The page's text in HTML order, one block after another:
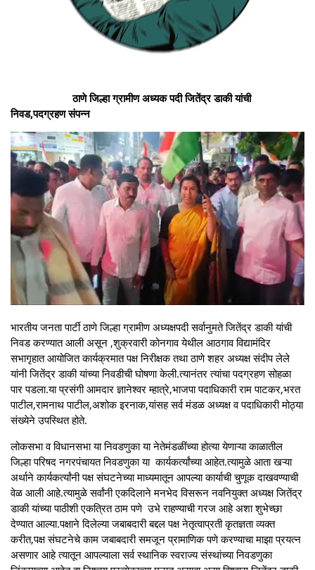
ठाणे जिल्हा ग्रामीण अध्यक पदी जितेंद्र डाकी यांची
निवड,पदग्रहण संपन्न
भारतीय जनता पार्टी ठाणे जिल्हा ग्रामीण अध्यक्षपदी सर्वानुमते जितेंद्र डाकी यांची
निवड करण्यात आली असून ,शुक्रवारी कोनगाव येथील आठगाव विद्यामंदिर
सभागृहात आयोजित कार्यक्रमात पक्ष निरीक्षक तथा ठाणे शहर अध्यक्ष संदीप लेले
यांनी जितेंद्र डाकी यांच्या निवडीची घोषणा केली.त्यानंतर त्यांचा पदग्रहण सोहळा
पार पडला.या प्रसंगी आमदार ज्ञानेश्वर म्हात्रे,भाजपा पदाधिकारी राम पाटकर,भरत
पाटील,रामनाथ पाटील,अशोक इरनाक,यांसह सर्व मंडळ अध्यक्ष व पदाधिकारी मोठ्या
संख्येने उपस्थित होते.
लोकसभा व विधानसभा या निवडणुका या नेतेमंडळींच्या होत्या येणाऱ्या काळातील
जिल्हा परिषद नगरपंचायत निवडणुका या कार्यकर्त्यांच्या आहेत.त्यामुळे आता खऱ्या
अर्थाने कार्यकर्त्यांनी पक्ष संघटनेच्या माध्यमातून आपल्या कार्याची चुणूक दाखवण्याची
वेळ आली आहे.त्यामुळे सर्वांनी एकदिलाने मनभेद विसरून नवनियुक्त अध्यक्ष जितेंद्र
डाकी यांच्या पाठीशी एकत्रित ठाम पणे उभे राहण्याची गरज आहे अशा शुभेच्छा
देण्यात आल्या.पक्षाने दिलेल्या जबाबदारी बद्दल पक्ष नेतृत्वाप्रती कृतज्ञता व्यक्त
करीत,पक्ष संघटनेचे काम जबाबदारी समजून प्रामाणिक पणे करण्याचा माझा प्रयत्न
असणार आहे त्यातून आपल्याला सर्व स्थानिक स्वराज्य संस्थांच्या निवडणुका